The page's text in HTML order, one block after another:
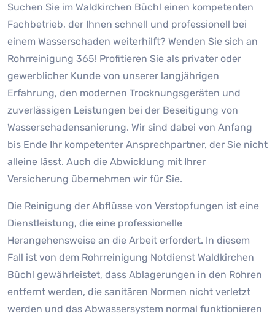
Suchen Sie im Waldkirchen Büchl einen kompetenten
Fachbetrieb, der Ihnen schnell und professionell bei
einem Wasserschaden weiterhilft? Wenden Sie sich an
Rohrreinigung 365! Profitieren Sie als privater oder
gewerblicher Kunde von unserer langjährigen
Erfahrung, den modernen Trocknungsgeräten und
zuverlässigen Leistungen bei der Beseitigung von
Wasserschadensanierung. Wir sind dabei von Anfang
bis Ende Ihr kompetenter Ansprechpartner, der Sie nicht
alleine lässt. Auch die Abwicklung mit Ihrer
Versicherung übernehmen wir für Sie.
Die Reinigung der Abflüsse von Verstopfungen ist eine
Dienstleistung, die eine professionelle
Herangehensweise an die Arbeit erfordert. In diesem
Fall ist von dem Rohrreinigung Notdienst Waldkirchen
Büchl gewährleistet, dass Ablagerungen in den Rohren
entfernt werden, die sanitären Normen nicht verletzt
werden und das Abwassersystem normal funktionieren